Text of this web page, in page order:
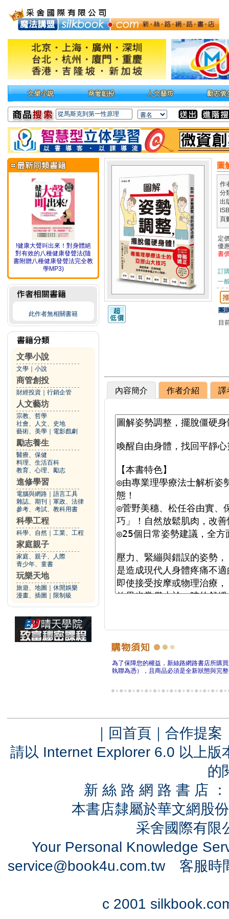
!健康大聲叫出來！對身體絕
對有效的八種健康發聲法(隨
書附贈八種健康發聲法完全教
學MP3)
此作者無相關書籍
文學小說
文學 小說
商管創投
財經投資 行銷企管
人文藝坊
宗教、哲學
社會、人文、史地
藝術、美學
電影戲劇
勵志養生
醫療、保健
料理、生活百科
教育、心理、勵志
進修學習
電腦與網路
語言工具
雜誌、期刊
軍政、法律
參考、考試、教科用書
科學工程
科學、自然 工業、工程
家庭親子
家庭、親子、人際
青少年、童書
玩樂天地
旅遊、地圖
休閒娛樂
漫畫、插圖
限制級
圖
作
分
出
頁
定
優
書
訂
一
團
目
內容簡介 作者介紹 譯
為了保障您的權益，新絲路網路書店所購
執聯為憑），且商品必須是全新狀態與完
｜ 回首頁 ｜ 合作提案
請以 Internet Explorer 6.0 以上
的
新 絲 路 網 路 書 店
本書店隸屬於華文網股
采舍國際有
Your Personal Knowledge
service@book4u.com.tw客服時
c 2001